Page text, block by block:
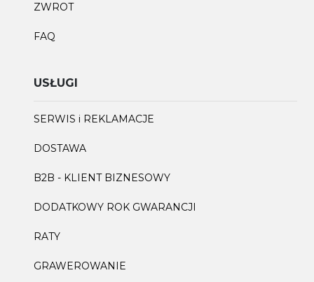
ZWROT
FAQ
USŁUGI
SERWIS i REKLAMACJE
DOSTAWA
B2B - KLIENT BIZNESOWY
DODATKOWY ROK GWARANCJI
RATY
GRAWEROWANIE